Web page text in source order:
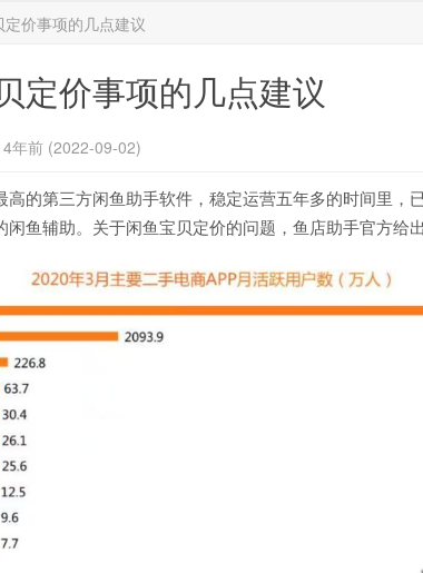
价事项的几点建议
定价事项的几点建议
4年前 (2022-09-02)
的第三方闲鱼助手软件，稳定运营五年多的时间里，
鱼辅助。关于闲鱼宝贝定价的问题，鱼店助手官方给出